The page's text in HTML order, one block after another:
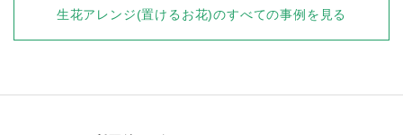
生花アレンジ(置けるお花)のすべての事例を見る